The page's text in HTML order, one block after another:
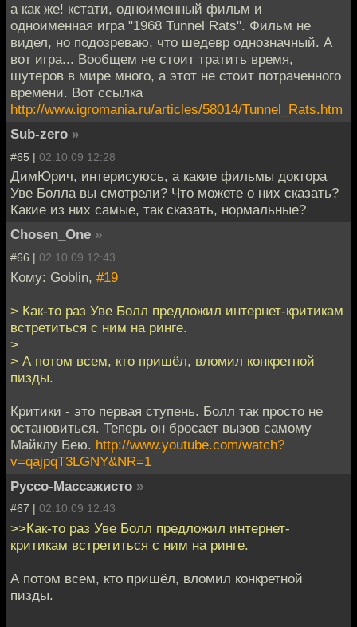
а как же! кстати, одноименный фильм и
одноименная игра "1968 Tunnel Rats". Фильм не
видел, но подозреваю, что шедевр однозначный. А
вот игра... Вообщем не стоит тратить время,
шутеров в мире много, а этот не стоит потраченного
времени. Вот ссылка
http://www.igromania.ru/articles/58014/Tunnel_Rats.htm
Sub-zero »
#65 | 02.10.09 12:28
ДимЮрич, интерисуюсь, а какие фильмы доктора
Уве Болла вы смотрели? Что можете о них сказать?
Какие из них самые, так сказать, нормальные?
Chosen_One »
#66 | 02.10.09 12:43
Кому: Goblin, #19
> Как-то раз Уве Болл предложил интернет-критикам
встретиться с ним на ринге.
>
> А потом всем, кто пришёл, вломил конкретной
пизды.
Критики - это первая ступень. Болл так просто не
остановиться. Теперь он бросает вызов самому
Майклу Бею. http://www.youtube.com/watch?
v=qajpqT3LGNY&NR=1
Руссо-Массажисто »
#67 | 02.10.09 12:43
>>Как-то раз Уве Болл предложил интернет-
критикам встретиться с ним на ринге.
А потом всем, кто пришёл, вломил конкретной
пизды.